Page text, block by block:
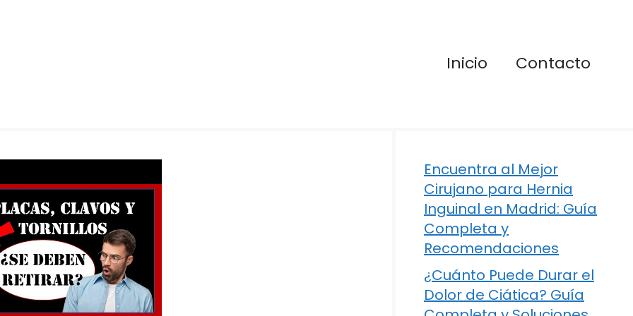
Inicio Contacto
Encuentra al Mejor
Cirujano para Hernia
Inguinal en Madrid: Guía
Completa y
Recomendaciones
¿Cuánto Puede Durar el
Dolor de Ciática? Guía